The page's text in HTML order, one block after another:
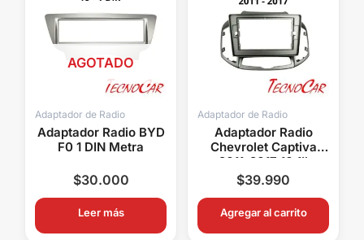
AGOTADO
Adaptador de Radio
Adaptador Radio BYD
F0 1 DIN Metra
$30.000
Leer más
Adaptador de Radio
Adaptador Radio
Chevrolet Captiva
2011-2017 10.1″
Connection ACH-
052T
$39.990
Agregar al carrito